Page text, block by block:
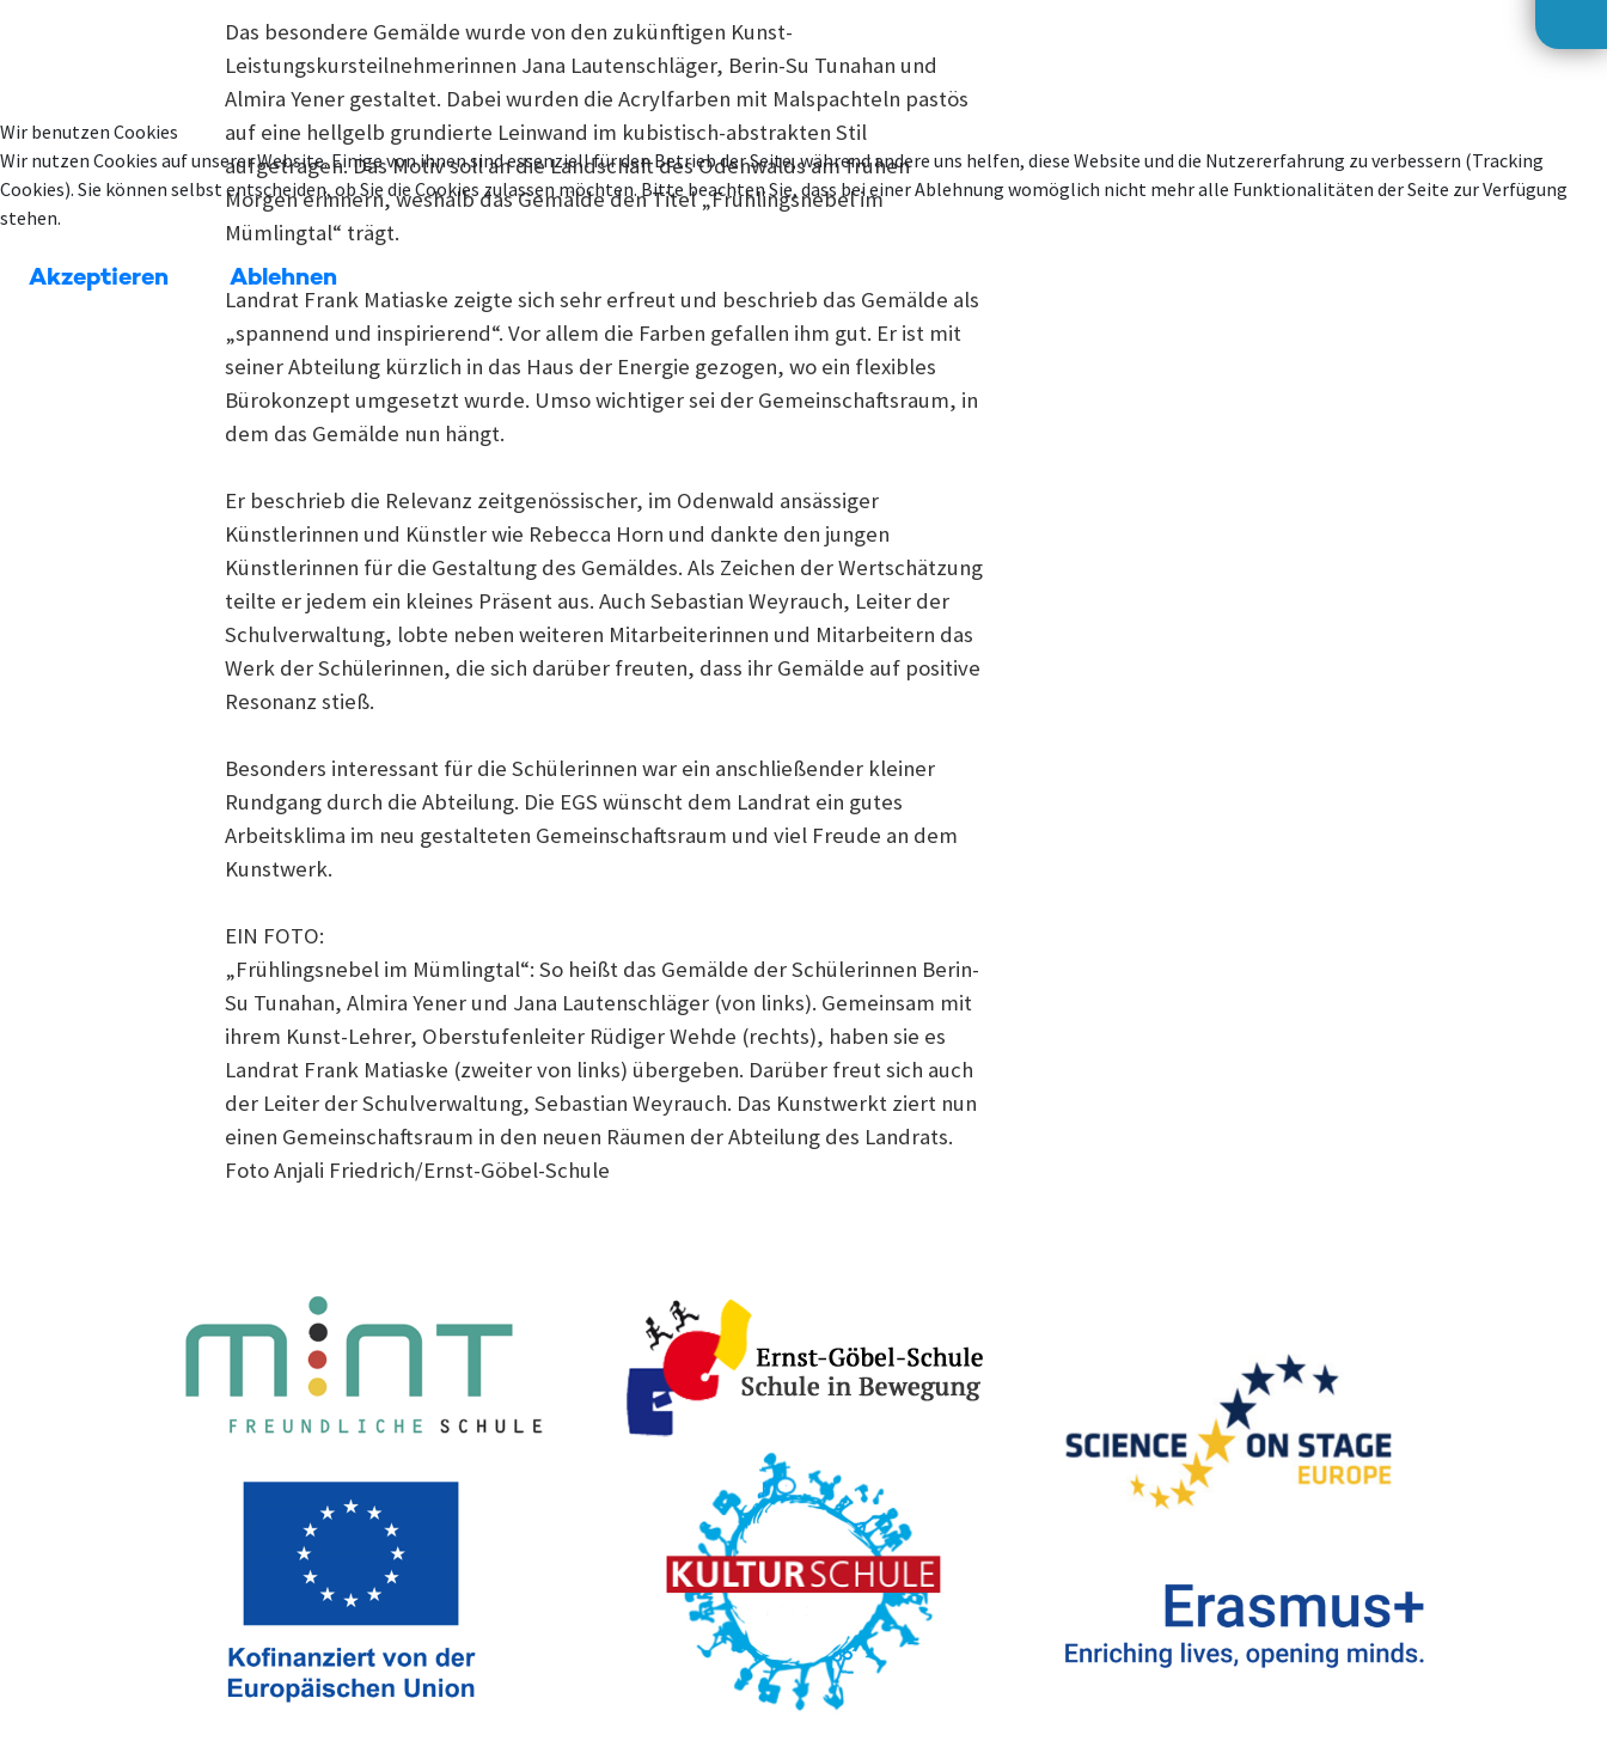
Das besondere Gemälde wurde von den zukünftigen Kunst-
Leistungskursteilnehmerinnen Jana Lautenschläger, Berin-Su Tunahan und
Almira Yener gestaltet. Dabei wurden die Acrylfarben mit Malspachteln pastös
auf eine hellgelb grundierte Leinwand im kubistisch-abstrakten Stil
aufgetragen. Das Motiv soll an die Landschaft des Odenwalds am frühen
Morgen erinnern, weshalb das Gemälde den Titel „Frühlingsnebel im
Mümlingtal“ trägt.
Landrat Frank Matiaske zeigte sich sehr erfreut und beschrieb das Gemälde als
„spannend und inspirierend“. Vor allem die Farben gefallen ihm gut. Er ist mit
seiner Abteilung kürzlich in das Haus der Energie gezogen, wo ein flexibles
Bürokonzept umgesetzt wurde. Umso wichtiger sei der Gemeinschaftsraum, in
dem das Gemälde nun hängt.
Er beschrieb die Relevanz zeitgenössischer, im Odenwald ansässiger
Künstlerinnen und Künstler wie Rebecca Horn und dankte den jungen
Künstlerinnen für die Gestaltung des Gemäldes. Als Zeichen der Wertschätzung
teilte er jedem ein kleines Präsent aus. Auch Sebastian Weyrauch, Leiter der
Schulverwaltung, lobte neben weiteren Mitarbeiterinnen und Mitarbeitern das
Werk der Schülerinnen, die sich darüber freuten, dass ihr Gemälde auf positive
Resonanz stieß.
Besonders interessant für die Schülerinnen war ein anschließender kleiner
Rundgang durch die Abteilung. Die EGS wünscht dem Landrat ein gutes
Arbeitsklima im neu gestalteten Gemeinschaftsraum und viel Freude an dem
Kunstwerk.
EIN FOTO:
„Frühlingsnebel im Mümlingtal“: So heißt das Gemälde der Schülerinnen Berin-
Su Tunahan, Almira Yener und Jana Lautenschläger (von links). Gemeinsam mit
ihrem Kunst-Lehrer, Oberstufenleiter Rüdiger Wehde (rechts), haben sie es
Landrat Frank Matiaske (zweiter von links) übergeben. Darüber freut sich auch
der Leiter der Schulverwaltung, Sebastian Weyrauch. Das Kunstwerkt ziert nun
einen Gemeinschaftsraum in den neuen Räumen der Abteilung des Landrats.
Foto Anjali Friedrich/Ernst-Göbel-Schule
Wir benutzen Cookies
Wir nutzen Cookies auf unserer Website. Einige von ihnen sind essenziell für den Betrieb der Seite, während andere uns helfen, diese Website und die Nutzererfahrung zu verbessern (Tracking
Cookies). Sie können selbst entscheiden, ob Sie die Cookies zulassen möchten. Bitte beachten Sie, dass bei einer Ablehnung womöglich nicht mehr alle Funktionalitäten der Seite zur Verfügung
stehen.
Akzeptieren Ablehnen